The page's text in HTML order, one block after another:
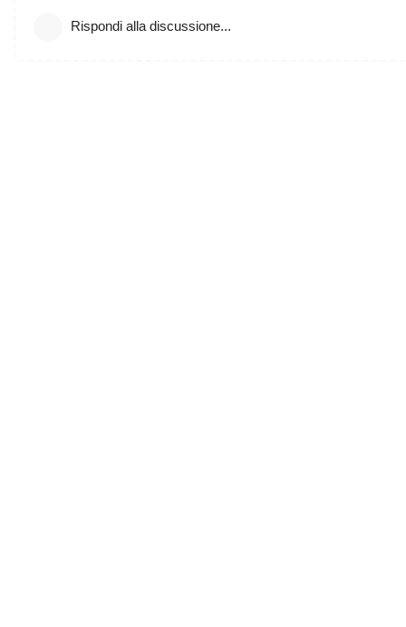
Rispondi alla discussione...